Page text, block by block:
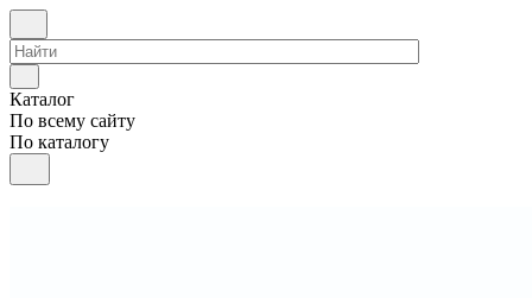
Каталог
По всему сайту
По каталогу